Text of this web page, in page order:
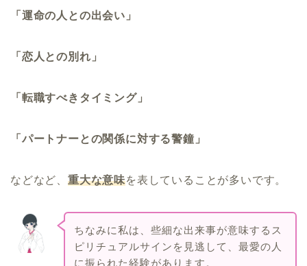
「運命の人との出会い」
「恋人との別れ」
「転職すべきタイミング」
「パートナーとの関係に対する警鐘」
などなど、 重大な意味を表していることが多いです。
ちなみに私は、些細な出来事が意味するス
ピリチュアルサインを見逃して、最愛の人
に振られた経験があります。